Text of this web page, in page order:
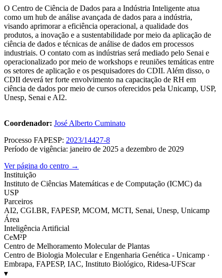
O Centro de Ciência de Dados para a Indústria Inteligente atua
como um hub de análise avançada de dados para a indústria,
visando aprimorar a eficiência operacional, a qualidade dos
produtos, a inovação e a sustentabilidade por meio da aplicação de
ciência de dados e técnicas de análise de dados em processos
industriais. O contato com as indústrias será mediado pelo Senai e
operacionalizado por meio de workshops e reuniões temáticas entre
os setores de aplicação e os pesquisadores do CDII. Além disso, o
CDII deverá ter forte envolvimento na capacitação de RH em
ciência de dados por meio de cursos oferecidos pela Unicamp, USP,
Unesp, Senai e AI2.
Coordenador: José Alberto Cuminato
Processo FAPESP: 2023/14427-8
Período de vigência: janeiro de 2025 a dezembro de 2029
Ver página do centro →
Instituição
Instituto de Ciências Matemáticas e de Computação (ICMC) da
USP
Parceiros
AI2, CGI.BR, FAPESP, MCOM, MCTI, Senai, Unesp, Unicamp
Área
Inteligência Artificial
CeM²P
Centro de Melhoramento Molecular de Plantas
Centro de Biologia Molecular e Engenharia Genética - Unicamp ·
Embrapa, FAPESP, IAC, Instituto Biológico, Ridesa-UFScar
▾